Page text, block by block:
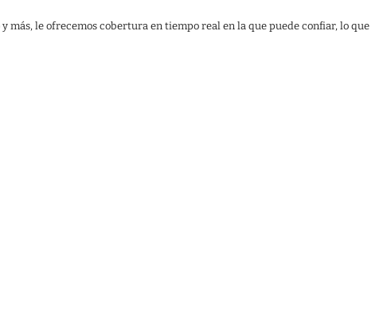
le ofrecemos cobertura en tiempo real en la que puede confiar, lo que